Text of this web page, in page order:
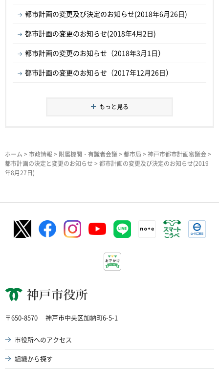
都市計画の変更及び決定のお知らせ(2018年6月26日)
都市計画の変更のお知らせ(2018年4月2日)
都市計画の変更のお知らせ（2018年3月1日）
都市計画の変更のお知らせ（2017年12月26日）
もっと見る
ホーム > 市政情報 > 附属機関・有識者会議> 都市局 > 神戸市都市計画審議会>
都市計画の決定と変更のお知らせ > 都市計画の変更及び決定のお知らせ(2019
年8月27日)
神戸市役所
〒650-8570 神戸市中央区加納町6-5-1
市役所へのアクセス
組織から探す